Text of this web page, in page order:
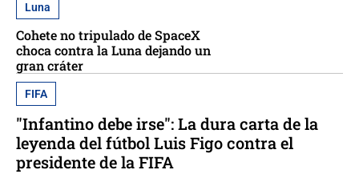
Luna
Cohete no tripulado de SpaceX
choca contra la Luna dejando un
gran cráter
FIFA
"Infantino debe irse": La dura carta de la
leyenda del fútbol Luis Figo contra el
presidente de la FIFA